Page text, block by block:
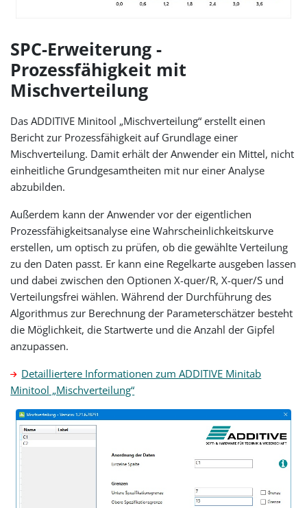
SPC-Erweiterung -
Prozessfähigkeit mit
Mischverteilung
Das ADDITIVE Minitool „Mischverteilung“ erstellt einen
Bericht zur Prozessfähigkeit auf Grundlage einer
Mischverteilung. Damit erhält der Anwender ein Mittel, nicht
einheitliche Grundgesamtheiten mit nur einer Analyse
abzubilden.
Außerdem kann der Anwender vor der eigentlichen
Prozessfähigkeitsanalyse eine Wahrscheinlichkeitskurve
erstellen, um optisch zu prüfen, ob die gewählte Verteilung
zu den Daten passt. Er kann eine Regelkarte ausgeben lassen
und dabei zwischen den Optionen X-quer/R, X-quer/S und
Verteilungsfrei wählen. Während der Durchführung des
Algorithmus zur Berechnung der Parameterschätzer besteht
die Möglichkeit, die Startwerte und die Anzahl der Gipfel
anzupassen.
Detailliertere Informationen zum ADDITIVE Minitab
Minitool „Mischverteilung“